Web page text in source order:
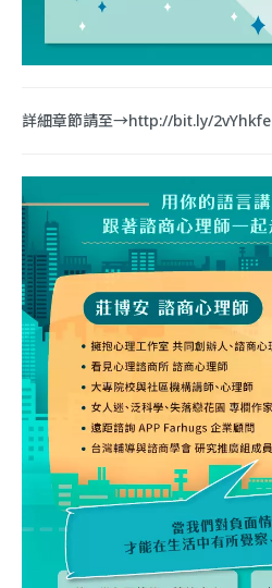
詳細章節請至→http://bit.ly/2vYhkfe